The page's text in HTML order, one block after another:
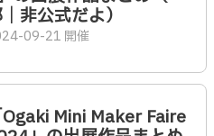
非公式だよ）
09-21 開催
Ogaki Mini Maker Faire